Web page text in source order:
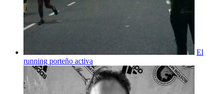
El
running porteño activa